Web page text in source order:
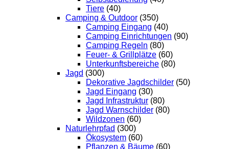
Tiere (40)
Camping & Outdoor (350)
Camping Eingang (40)
Camping Einrichtungen (90)
Camping Regeln (80)
Feuer- & Grillplätze (60)
Unterkunftsbereiche (80)
Jagd (300)
Dekorative Jagdschilder (50)
Jagd Eingang (30)
Jagd Infrastruktur (80)
Jagd Warnschilder (80)
Wildzonen (60)
Naturlehrpfad (300)
Ökosystem (60)
Pflanzen & Bäume (60)